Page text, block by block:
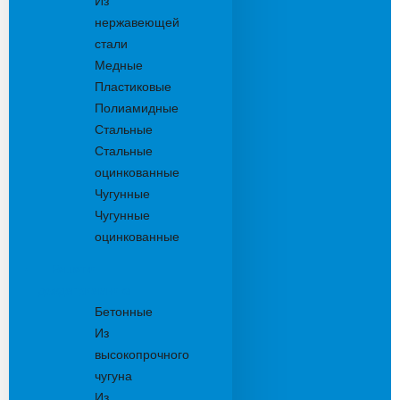
нержавеющей
стали
Медные
Пластиковые
Полиамидные
Стальные
Стальные
оцинкованные
Чугунные
Чугунные
оцинкованные
Бетонные
Из
высокопрочного
чугуна